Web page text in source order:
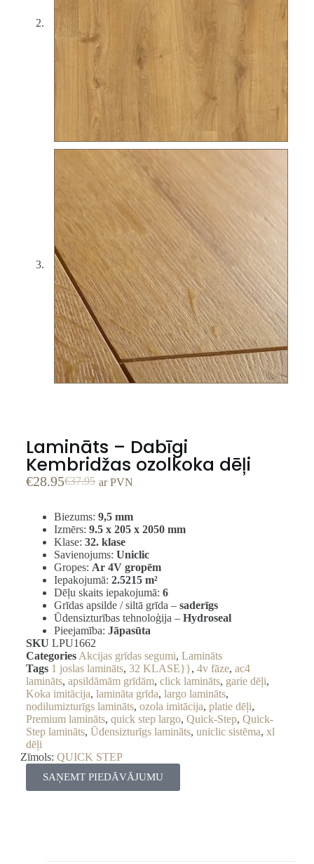
Lamināts – Dabīgi
Kembridžas ozolkoka dēļi
€37.95
€28.95 ar PVN
Biezums: 9,5 mm
Izmērs: 9.5 x 205 x 2050 mm
Klase: 32. klase
Savienojums: Uniclic
Gropes: Ar 4V gropēm
Iepakojumā: 2.5215 m²
Dēļu skaits iepakojumā: 6
Grīdas apsilde / siltā grīda – saderīgs
Ūdensizturības tehnoloģija – Hydroseal
Pieejamība: Jāpasūta
SKU LPU1662
Categories Akcijas grīdas segumi, Lamināts
Tags 1 joslas lamināts, 32 KLASE}}, 4v fāze, ac4
lamināts, apsildāmām grīdām, click lamināts, garie dēļi,
Koka imitācija, lamināta grīda, largo lamināts,
nodilumizturīgs lamināts, ozola imitācija, platie dēļi,
Premium lamināts, quick step largo, Quick-Step, Quick-
Step lamināts, Ūdensizturīgs lamināts, uniclic sistēma, xl
dēļi
Zīmols: QUICK STEP
SAŅEMT PIEDĀVĀJUMU